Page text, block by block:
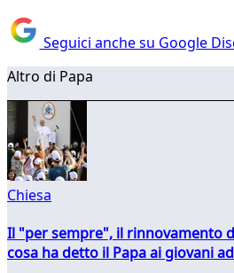
Seguici anche su Google
Altro di Papa
Chiesa
Il "per sempre", il rinnovamento
cosa ha detto il Papa ai giovani